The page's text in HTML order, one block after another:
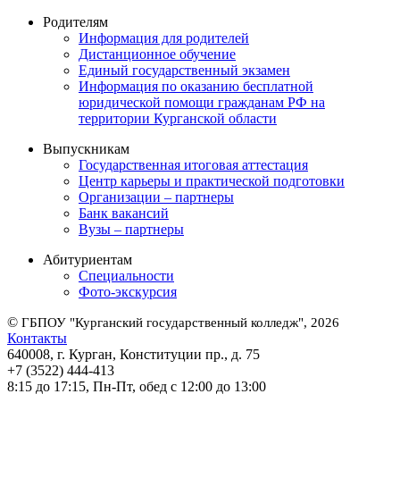
Родителям
Информация для родителей
Дистанционное обучение
Единый государственный экзамен
Информация по оказанию бесплатной
юридической помощи гражданам РФ на
территории Курганской области
Выпускникам
Государственная итоговая аттестация
Центр карьеры и практической подготовки
Организации – партнеры
Банк вакансий
Вузы – партнеры
Абитуриентам
Специальности
Фото-экскурсия
© ГБПОУ "Курганский государственный колледж", 2026
Контакты
640008, г. Курган, Конституции пр., д. 75
+7 (3522) 444-413
8:15 до 17:15, Пн-Пт, обед с 12:00 до 13:00